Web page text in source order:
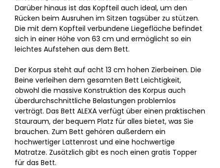
Darüber hinaus ist das Kopfteil auch ideal, um den
Rücken beim Ausruhen im Sitzen tagsüber zu stützen.
Die mit dem Kopfteil verbundene Liegefläche befindet
sich in einer Höhe von 63 cm und ermöglicht so ein
leichtes Aufstehen aus dem Bett.
Der Korpus steht auf acht 13 cm hohen Zierbeinen. Die
Beine verleihen dem gesamten Bett Leichtigkeit,
obwohl die massive Konstruktion des Korpus auch
überdurchschnittliche Belastungen problemlos
verträgt. Das Bett ALEXA verfügt über einen praktischen
Stauraum, der bequem Platz für alles bietet, was Sie
brauchen. Zum Bett gehören außerdem ein
hochwertiger Lattenrost und eine hochwertige
Matratze. Zusätzlich gibt es noch einen gratis Topper
für das Bett.